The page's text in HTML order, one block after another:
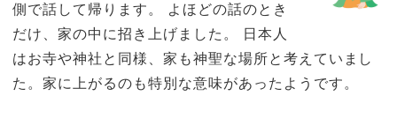
側で話して帰ります。 よほどの話のとき
だけ、家の中に招き上げました。 日本人
はお寺や神社と同様、家も神聖な場所と考えていまし
た。家に上がるのも特別な意味があったようです。